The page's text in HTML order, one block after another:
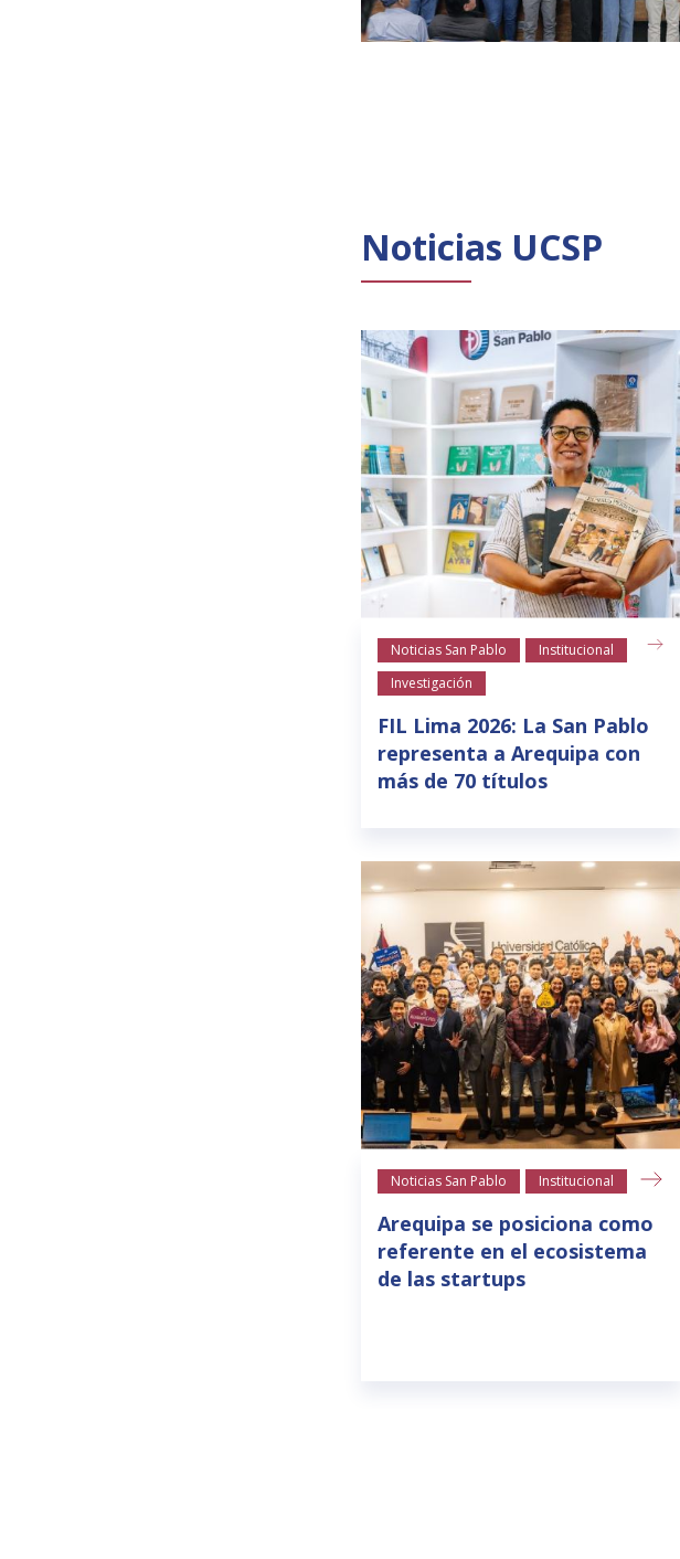
Noticias UCSP
Noticias San Pablo
Institucional
Investigación
FIL Lima 2026: La San Pablo
representa a Arequipa con
más de 70 títulos
Noticias San Pablo Institucional
Arequipa se posiciona como
referente en el ecosistema
de las startups